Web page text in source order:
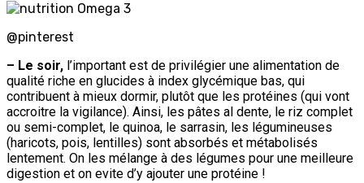
@pinterest
– Le soir, l’important est de privilégier une alimentation de
qualité riche en glucides à index glycémique bas, qui
contribuent à mieux dormir, plutôt que les protéines (qui vont
accroitre la vigilance). Ainsi, les pâtes al dente, le riz complet
ou semi-complet, le quinoa, le sarrasin, les légumineuses
(haricots, pois, lentilles) sont absorbés et métabolisés
lentement. On les mélange à des légumes pour une meilleure
digestion et on evite d’y ajouter une protéine !